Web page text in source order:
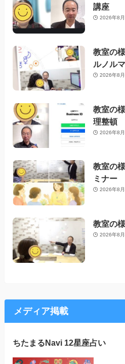
講座
2026年8月
教室の
ルノル
2026年8月
教室の
理整頓
2026年8月
教室の
ミナー
2026年8月
教室の
2026年8月
メディア掲載
ちたまるNavi 12星座占い